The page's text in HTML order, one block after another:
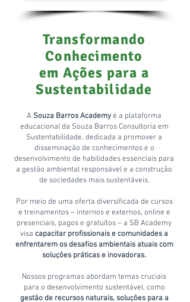
Transformando
Conhecimento
em Ações para a
Sustentabilidade
A Souza Barros Academyé a plataforma
educacional da Souza Barros Consultoria em
Sustentabilidade, dedicada a promover a
disseminação de conhecimentos e o
desenvolvimento de habilidades essenciais para
a gestão ambiental responsável e a construção
de sociedades mais sustentáveis.
Por meio de uma oferta diversificada de cursos
e treinamentos – internos e externos, online e
presenciais, pagos e gratuítos – a SB Academy
visa capacitar profissionais e comunidades a
enfrentarem os desafios ambientais atuais com
soluções práticas e inovadoras.
Nossos programas abordam temas cruciais
para o desenvolvimento sustentável, como
gestão de recursos naturais, soluções para a